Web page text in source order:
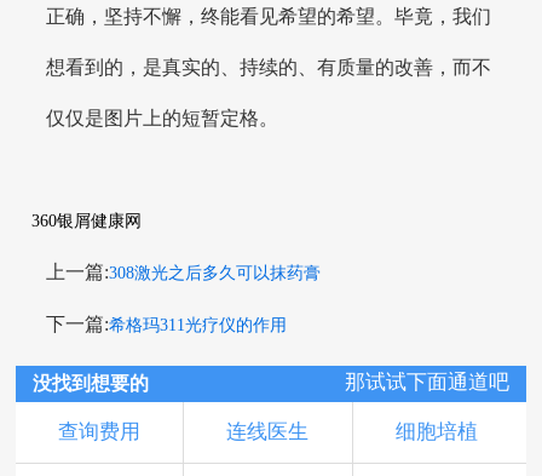
正确，坚持不懈，终能看见希望的希望。毕竟，我们
想看到的，是真实的、持续的、有质量的改善，而不
仅仅是图片上的短暂定格。
360银屑健康网
上一篇:308激光之后多久可以抹药膏
下一篇:希格玛311光疗仪的作用
没找到想要的 那试试下面通道吧
查询费用 连线医生 细胞培植